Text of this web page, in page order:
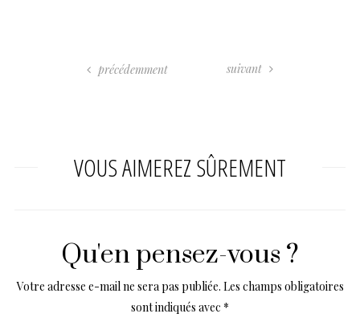
précédemment suivant
VOUS AIMEREZ SÛREMENT
Qu'en pensez-vous ?
Votre adresse e-mail ne sera pas publiée. Les champs obligatoires
sont indiqués avec *